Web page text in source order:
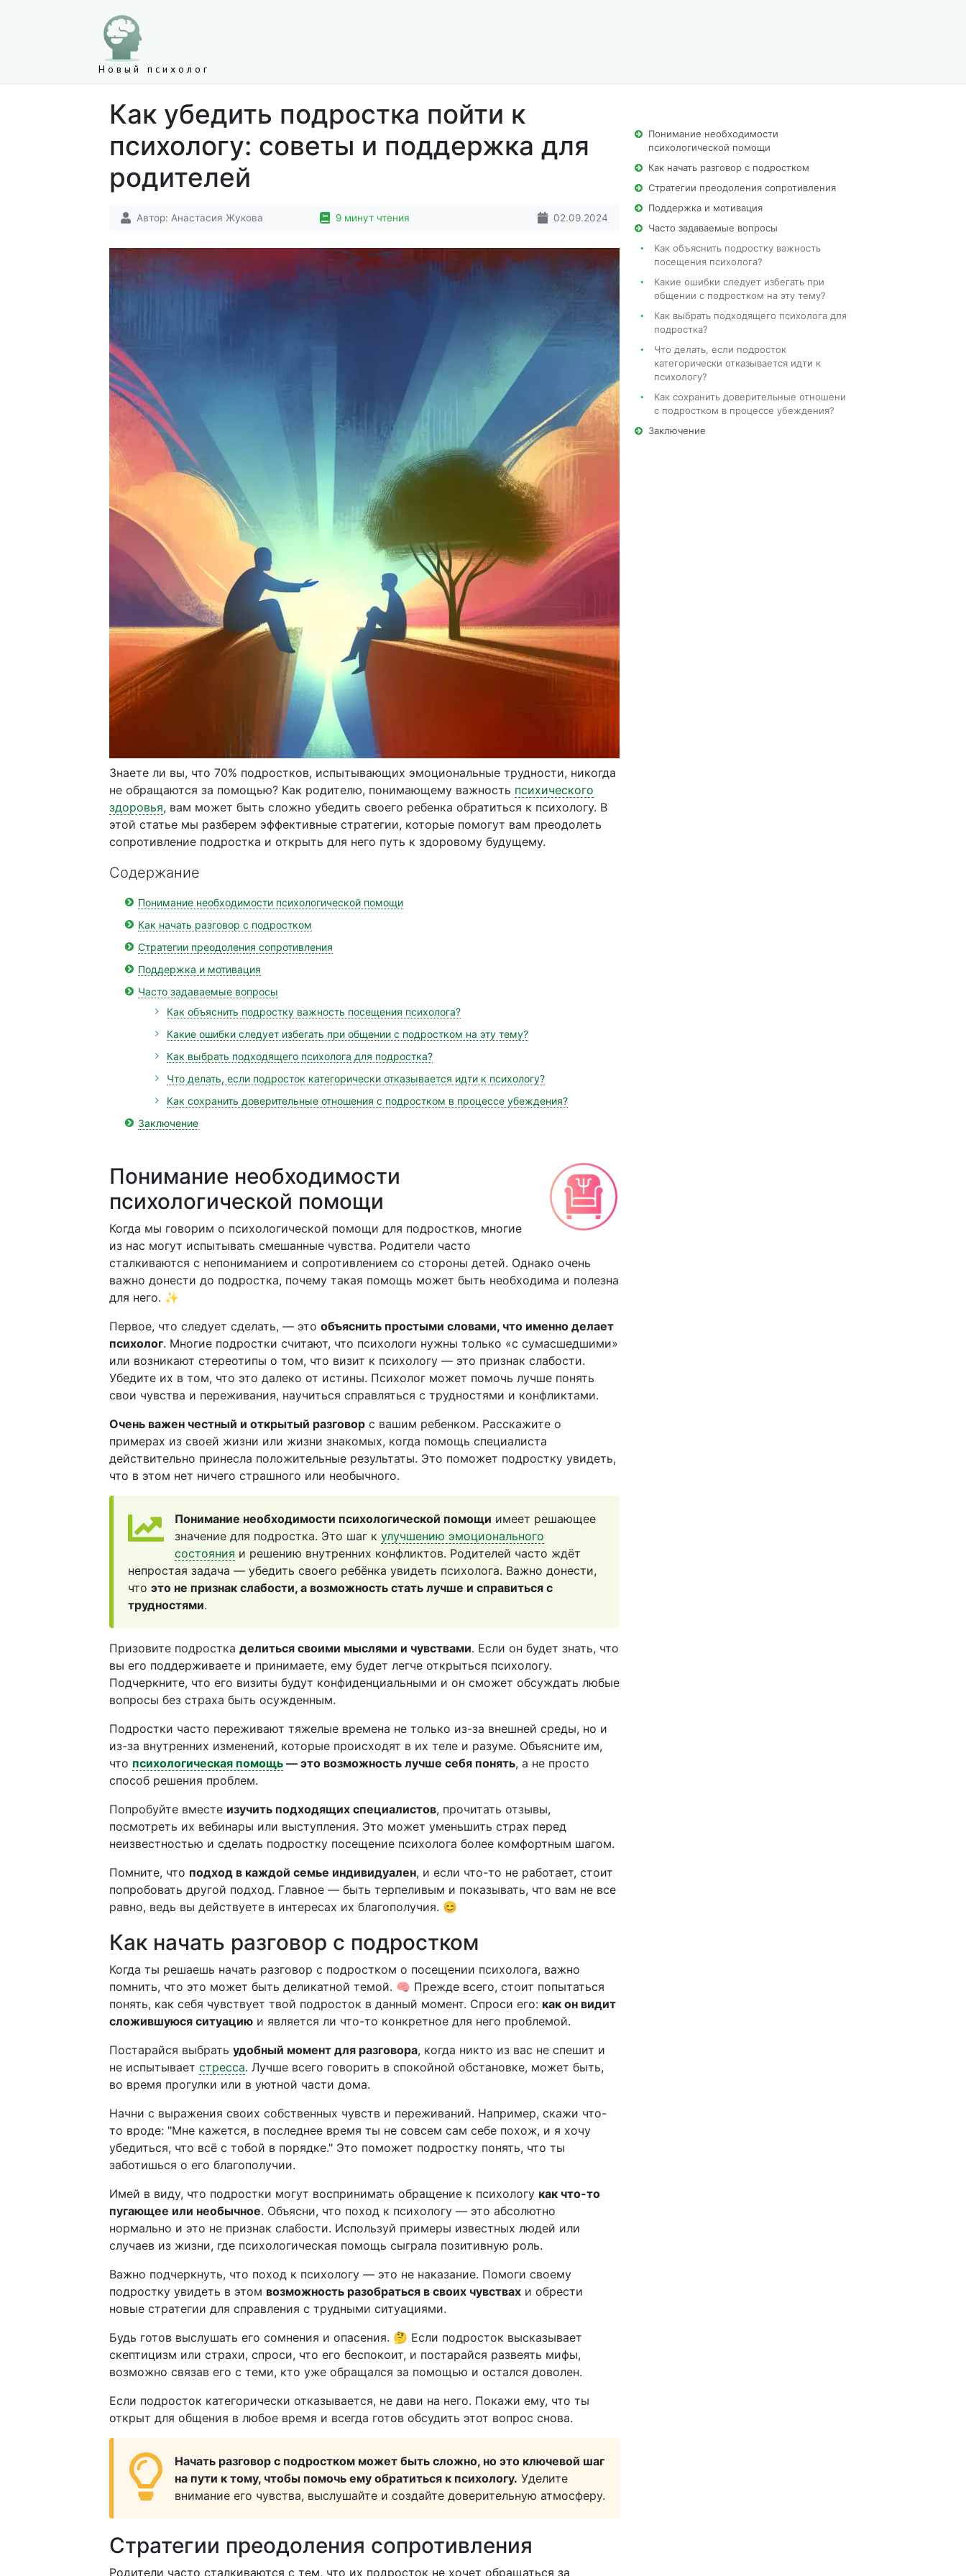
Новый психолог
Как убедить подростка пойти к
психологу: советы и поддержка для
родителей
Автор: Анастасия Жукова 9 минут чтения 02.09.2024
Знаете ли вы, что 70% подростков, испытывающих эмоциональные трудности, никогда
не обращаются за помощью? Как родителю, понимающему важность психического
здоровья, вам может быть сложно убедить своего ребенка обратиться к психологу. В
этой статье мы разберем эффективные стратегии, которые помогут вам преодолеть
сопротивление подростка и открыть для него путь к здоровому будущему.
Содержание
Понимание необходимости психологической помощи
Как начать разговор с подростком
Стратегии преодоления сопротивления
Поддержка и мотивация
Часто задаваемые вопросы
Как объяснить подростку важность посещения психолога?
Какие ошибки следует избегать при общении с подростком на эту тему?
Как выбрать подходящего психолога для подростка?
Что делать, если подросток категорически отказывается идти к психологу?
Как сохранить доверительные отношения с подростком в процессе убеждения?
Заключение
Понимание необходимости
психологической помощи
Когда мы говорим о психологической помощи для подростков, многие
из нас могут испытывать смешанные чувства. Родители часто
сталкиваются с непониманием и сопротивлением со стороны детей. Однако очень
важно донести до подростка, почему такая помощь может быть необходима и полезна
для него. ✨
Первое, что следует сделать, — это объяснить простыми словами, что именно делает
психолог. Многие подростки считают, что психологи нужны только «с сумасшедшими»
или возникают стереотипы о том, что визит к психологу — это признак слабости.
Убедите их в том, что это далеко от истины. Психолог может помочь лучше понять
свои чувства и переживания, научиться справляться с трудностями и конфликтами.
Очень важен честный и открытый разговор с вашим ребенком. Расскажите о
примерах из своей жизни или жизни знакомых, когда помощь специалиста
действительно принесла положительные результаты. Это поможет подростку увидеть,
что в этом нет ничего страшного или необычного.
Понимание необходимости психологической помощи имеет решающее
значение для подростка. Это шаг к улучшению эмоционального
состояния и решению внутренних конфликтов. Родителей часто ждёт
непростая задача — убедить своего ребёнка увидеть психолога. Важно донести,
что это не признак слабости, а возможность стать лучше и справиться с
трудностями.
Призовите подростка делиться своими мыслями и чувствами. Если он будет знать, что
вы его поддерживаете и принимаете, ему будет легче открыться психологу.
Подчеркните, что его визиты будут конфиденциальными и он сможет обсуждать любые
вопросы без страха быть осужденным.
Подростки часто переживают тяжелые времена не только из-за внешней среды, но и
из-за внутренних изменений, которые происходят в их теле и разуме. Объясните им,
что психологическая помощь — это возможность лучше себя понять, а не просто
способ решения проблем.
Попробуйте вместе изучить подходящих специалистов, прочитать отзывы,
посмотреть их вебинары или выступления. Это может уменьшить страх перед
неизвестностью и сделать подростку посещение психолога более комфортным шагом.
Помните, что подход в каждой семье индивидуален, и если что-то не работает, стоит
попробовать другой подход. Главное — быть терпеливым и показывать, что вам не все
равно, ведь вы действуете в интересах их благополучия. 😊
Как начать разговор с подростком
Когда ты решаешь начать разговор с подростком о посещении психолога, важно
помнить, что это может быть деликатной темой. 🧠 Прежде всего, стоит попытаться
понять, как себя чувствует твой подросток в данный момент. Спроси его: как он видит
сложившуюся ситуацию и является ли что-то конкретное для него проблемой.
Постарайся выбрать удобный момент для разговора, когда никто из вас не спешит и
не испытывает стресса. Лучше всего говорить в спокойной обстановке, может быть,
во время прогулки или в уютной части дома.
Начни с выражения своих собственных чувств и переживаний. Например, скажи что-
то вроде: "Мне кажется, в последнее время ты не совсем сам себе похож, и я хочу
убедиться, что всё с тобой в порядке." Это поможет подростку понять, что ты
заботишься о его благополучии.
Имей в виду, что подростки могут воспринимать обращение к психологу как что-то
пугающее или необычное. Объясни, что поход к психологу — это абсолютно
нормально и это не признак слабости. Используй примеры известных людей или
случаев из жизни, где психологическая помощь сыграла позитивную роль.
Важно подчеркнуть, что поход к психологу — это не наказание. Помоги своему
подростку увидеть в этом возможность разобраться в своих чувствах и обрести
новые стратегии для справления с трудными ситуациями.
Будь готов выслушать его сомнения и опасения. 🤔 Если подросток высказывает
скептицизм или страхи, спроси, что его беспокоит, и постарайся развеять мифы,
возможно связав его с теми, кто уже обращался за помощью и остался доволен.
Если подросток категорически отказывается, не дави на него. Покажи ему, что ты
открыт для общения в любое время и всегда готов обсудить этот вопрос снова.
Начать разговор с подростком может быть сложно, но это ключевой шаг
на пути к тому, чтобы помочь ему обратиться к психологу. Уделите
внимание его чувства, выслушайте и создайте доверительную атмосферу.
Стратегии преодоления сопротивления
Родители часто сталкиваются с тем, что их подросток не хочет обращаться за
Понимание необходимости
психологической помощи
Как начать разговор с подростком
Стратегии преодоления сопротивления
Поддержка и мотивация
Часто задаваемые вопросы
Как объяснить подростку важность
посещения психолога?
Какие ошибки следует избегать при
общении с подростком на эту тему?
Как выбрать подходящего психолога для
подростка?
Что делать, если подросток
категорически отказывается идти к
психологу?
Как сохранить доверительные отношения
с подростком в процессе убеждения?
Заключение